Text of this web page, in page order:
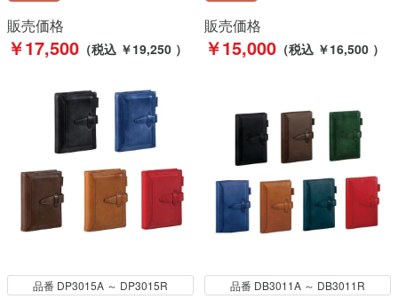
販売価格
￥17,500 （税込 ￥19,250 ）
販売価格
￥15,000 （税込 ￥16,500 ）
品番 DP3015A ～ DP3015R 品番 DB3011A ～ DB3011R